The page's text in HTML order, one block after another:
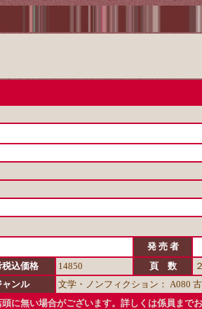
発 売 者
税込価格 14850 頁 数
ャンル 文学・ノンフィクション： A080
に無い場合がございます。詳しくは係員まで